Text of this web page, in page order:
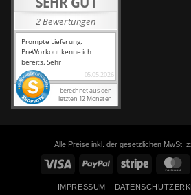
Alle Preise inkl. der gesetzlichen MwSt.
Visa PayPal Stripe
IMPRESSUM